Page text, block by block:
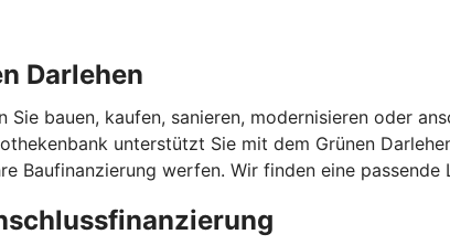
Darlehen
bauen, kaufen, sanieren, modernisieren oder
unterstützt Sie mit dem Grünen
Baufinanzierung werfen. Wir finden eine passende